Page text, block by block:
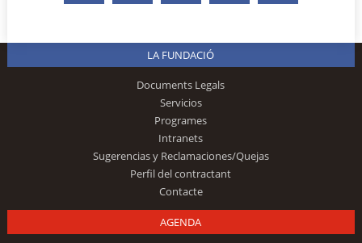
LA FUNDACIÓ
Documents Legals
Servicios
Programes
Intranets
Sugerencias y Reclamaciones/Quejas
Perfil del contractant
Contacte
AGENDA